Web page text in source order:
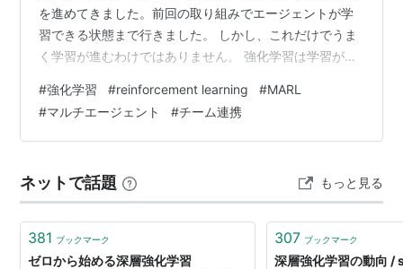
を進めてきました。前回の取り組みでエージェントが学
習できる状態まで行きました。 しかし、これだけでうま
く学習が進むわけではありません。 強化学習は学習が出
各エージェントの動作はこのような感じでした。 本日テ
ーマ： うまくエージェントの学習が進むようにコードの
改修を行う 🎵 BGMを再生する 実装コードの修正（Critic
す。 現状の確認 学習時のCriticのロスがActor…
#強化学習 #reinforcement learning #MARL
#マルチエージェント #チーム連携
ネットで話題 もっと見る
381 ブックマーク
ゼロから始める深層強化学習
307 ブックマーク
深層強化学習の動向